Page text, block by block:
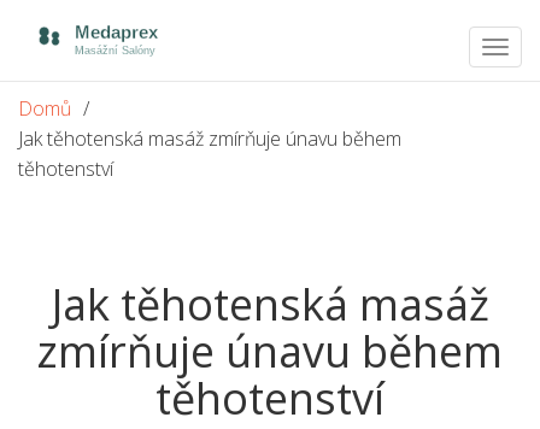
Domů
Jak těhotenská masáž zmírňuje únavu během
těhotenství
Jak těhotenská masáž
zmírňuje únavu během
těhotenství